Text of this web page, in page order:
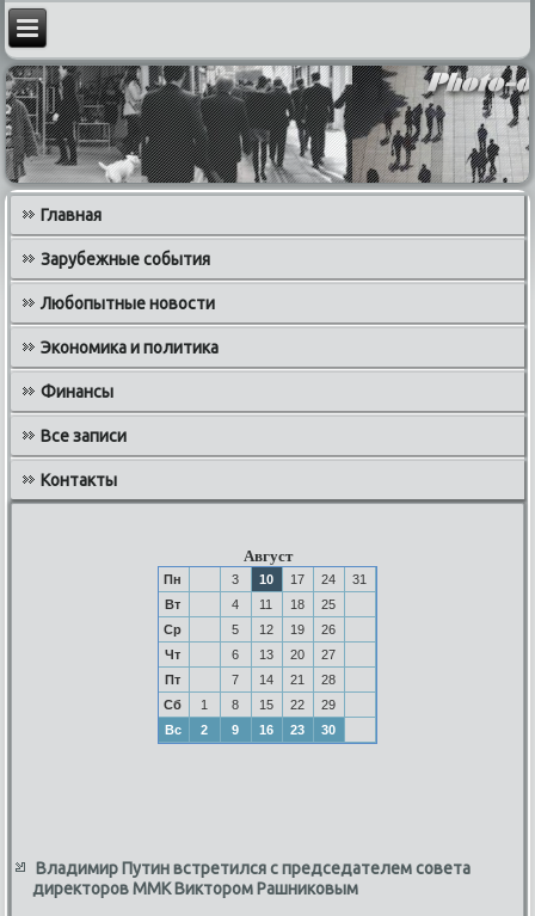
Главная
Зарубежные события
Любопытные новости
Экономика и политика
Финансы
Все записи
Контакты
Август
Пн 3 10 17 24
31
Вт
4 11 18
25
Ср
5 12 19
26
Чт
6 13 20
27
Пт
7 14 21
28
Сб
1 8 15 22
29
Вс
2 9 16 23 30
Владимир Путин встретился с председателем совета
директоров ММК Виктором Рашниковым